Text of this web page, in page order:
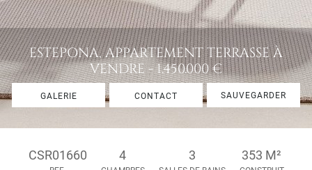
ESTEPONA, APPARTEMENT TERRASSE À
VENDRE - 1.450.000 €
GALERIE CONTACT SAUVEGARDER
CSR01660 4 3 353 M²